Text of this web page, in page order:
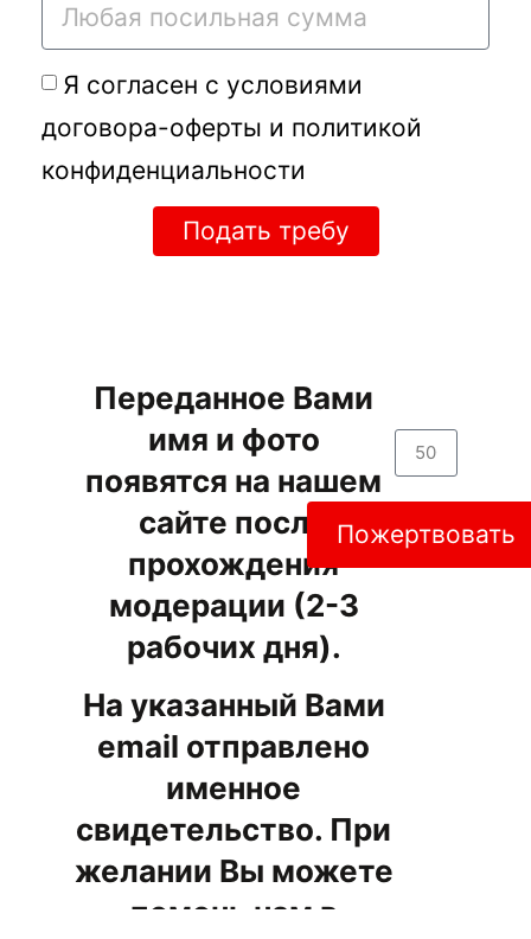
Я согласен с условиями
договора-оферты и политикой
конфиденциальности
Подать требу
Переданное Вами
имя и фото
появятся на нашем
сайте после
прохождения
модерации (2-3
рабочих дня).
На указанный Вами
email отправлено
именное
свидетельство. При
желании Вы можете
помочь нам в
Пожертвовать